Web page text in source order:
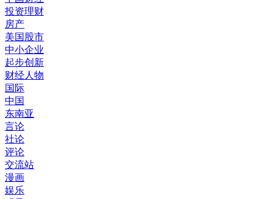
投资理财
房产
美国股市
中小企业
起步创新
财经人物
国际
中国
东南亚
言论
社论
评论
交流站
漫画
娱乐